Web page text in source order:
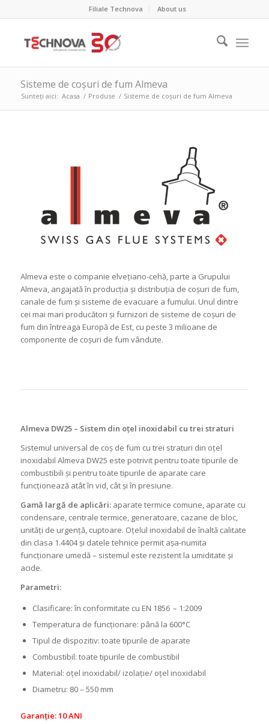
Filiale Technova About us
Sisteme de coșuri de fum Almeva
Sunteți aici: Acasa / Produse / Sisteme de coșuri de fum Almeva
Almeva este o companie elvețiano-cehă, parte a Grupului
Almeva, angajată în producția și distribuția de coșuri de fum,
canale de fum și sisteme de evacuare a fumului. Unul dintre
cei mai mari producători și furnizori de sisteme de coșuri de
fum din întreaga Europă de Est, cu peste 3 milioane de
componente de coșuri de fum vândute.
Almeva DW25 – Sistem din oțel inoxidabil cu trei straturi
Sistemul universal de coș de fum cu trei straturi din oțel
inoxidabil Almeva DW25 este potrivit pentru toate tipurile de
combustibili și pentru toate tipurile de aparate care
funcționează atât în vid, cât și în presiune.
Gamă largă de aplicări: aparate termice comune, aparate cu
condensare, centrale termice, generatoare, cazane de bloc,
unități de urgență, cuptoare. Oțelul inoxidabil de înaltă calitate
din clasa 1.4404 și datele tehnice permit așa-numita
funcționare umedă – sistemul este rezistent la umiditate și
acide.
Parametri:
Clasificare: în conformitate cu EN 1856 – 1:2009
Temperatura de funcționare: până la 600°C
Tipul de dispozitiv: toate tipurile de aparate
Combustibil: toate tipurile de combustibil
Material: oțel inoxidabil/ izolație/ oțel inoxidabil
Diametru: 80 – 550 mm
Garanție: 10 ANI